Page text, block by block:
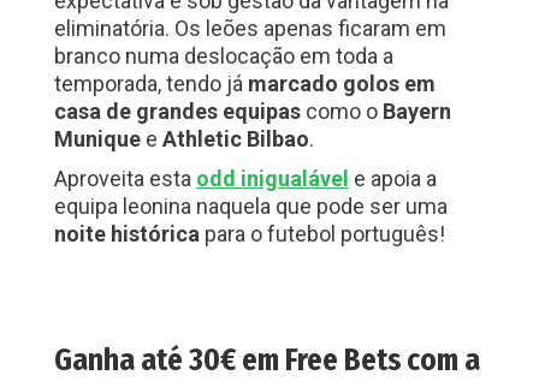
eliminatória. Os leões apenas ficaram em
branco numa deslocação em toda a
temporada, tendo já marcado golos em
casa de grandes equipascomo o Bayern
Muniquee Athletic Bilbao.
Aproveita esta odd inigualável e apoia a
equipa leonina naquela que pode ser uma
noite histórica para o futebol português!
Ganha até 30€ em Free Bets com a